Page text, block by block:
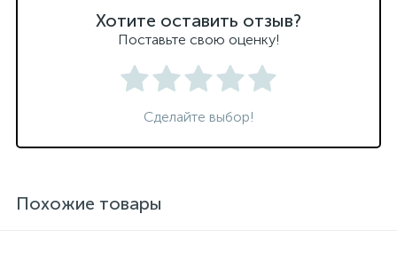
Хотите оставить отзыв?
Поставьте свою оценку!
Сделайте выбор!
Похожие товары